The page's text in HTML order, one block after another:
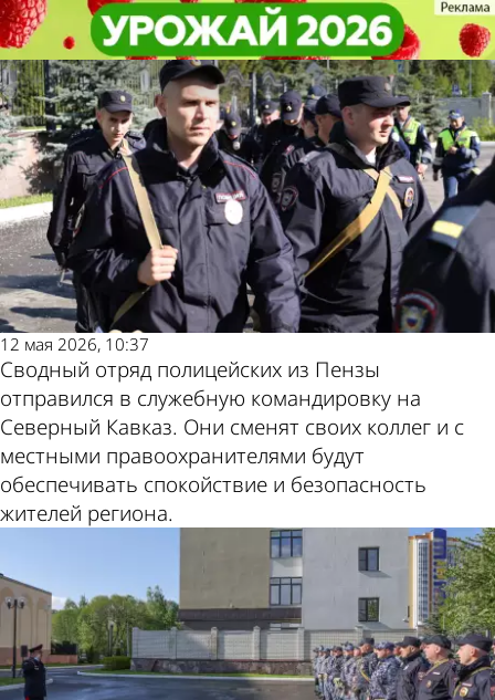
Пензенские полицейские
отправились на Северный Кавказ
Общество
12 мая 2026, 10:37
Сводный отряд полицейских из Пензы
отправился в служебную командировку на
Северный Кавказ. Они сменят своих коллег и с
местными правоохранителями будут
обеспечивать спокойствие и безопасность
жителей региона.
Пензенские полицейские
отправились на Северный Кавказ
Общество
Другие новости
по теме
Погода и курсы
валют в Пензе